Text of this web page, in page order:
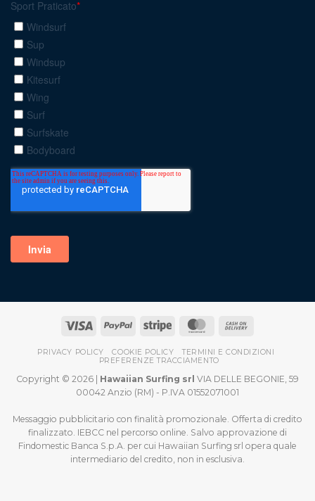
PRIVACY POLICY COOKIE POLICY
TERMINI E CONDIZIONI
PREFERENZE TRACCIAMENTO
Copyright © 2026 | Hawaiian Surfing srl VIA DELLE BEGONIE, 59
00042 Anzio (RM) - P.IVA 01552071001
Messaggio pubblicitario con finalità promozionale. Offerta di credito
finalizzato. IEBCC nel percorso online. Salvo approvazione di
Findomestic Banca S.p.A. per cui Hawaiian Surfing srl opera quale
intermediario del credito, non in esclusiva.